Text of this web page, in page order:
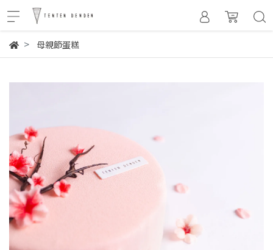
母親節蛋糕